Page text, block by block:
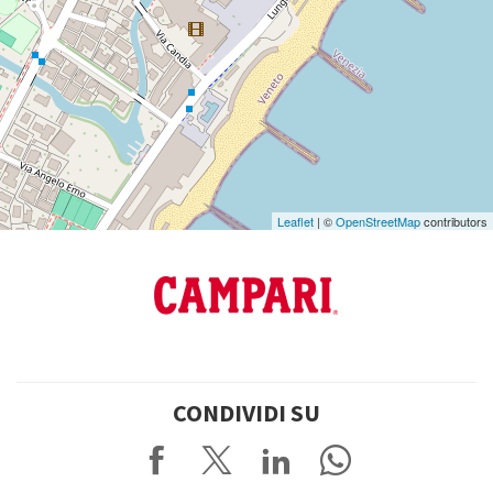
Leaflet | ©OpenStreetMapcontributors
CONDIVIDI SU